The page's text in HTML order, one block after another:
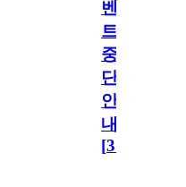
벤
트
중
단
안
내
[31